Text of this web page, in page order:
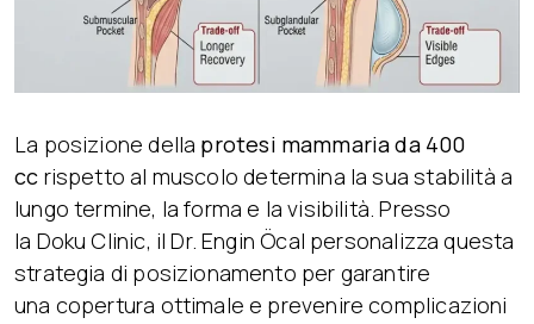
La posizione della protesi mammariada 400
cc rispetto al muscolo determina la sua stabilità a
lungo termine, la forma e la visibilità. Presso
la Doku Clinic, il Dr. Engin Öcal personalizza questa
strategia di posizionamento per garantire
una copertura ottimale e prevenire complicazioni